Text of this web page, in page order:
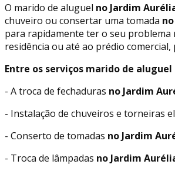
O marido de aluguel no Jardim
chuveiro ou consertar uma tomada
para rapidamente ter o seu problema
residência ou até ao prédio
Entre os serviços marido de
- A troca de fechaduras no Jardim
- Instalação de chuveiros e torneiras
- Conserto de tomadas no Jardim
- Troca de lâmpadas no Jardim